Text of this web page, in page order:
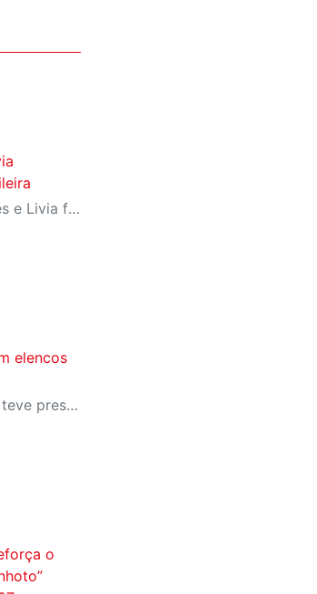
Diana ganhou a prata da Liga das Nações e Livia foi campeã da Copa Sul-Americana com Seleção B
elencos
Evento sediado na FIESP, em São Paulo, teve presença do presidente da FIESP e do SESI-SP, Paulo Skaf, técnicos e atletas da equipe
o